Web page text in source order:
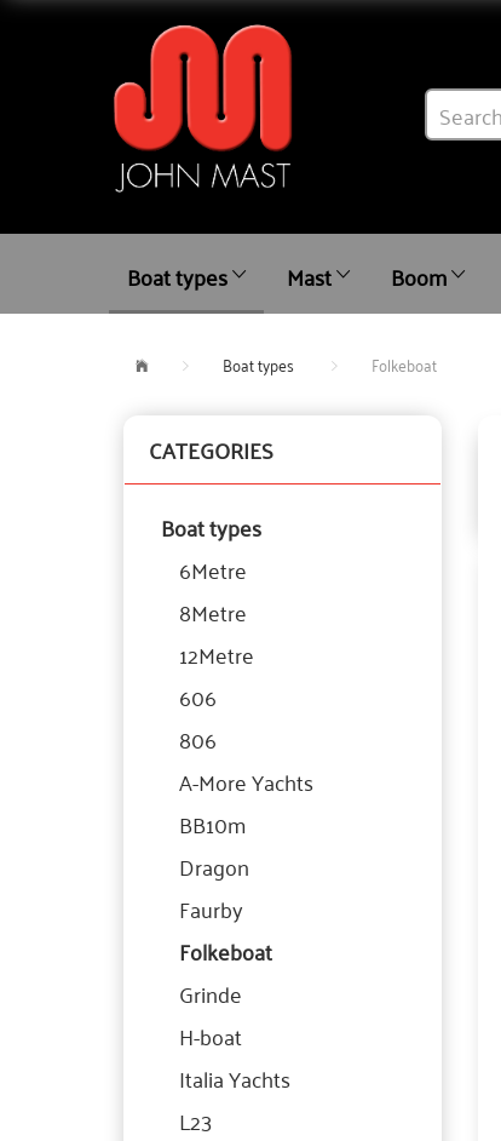
Boat types Mast Boom
Boat types Folkeboat
CATEGORIES
Boat types
6Metre
8Metre
12Metre
606
806
A-More Yachts
BB10m
Dragon
Faurby
Folkeboat
Grinde
H-boat
Italia Yachts
L23